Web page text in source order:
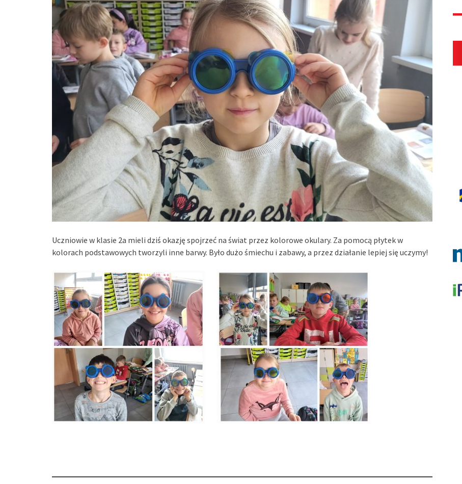
Uczniowie w klasie 2a mieli dziś okazję spojrzeć na świat przez kolorowe okulary. Za pomocą płytek w
kolorach podstawowych tworzyli inne barwy. Było dużo śmiechu i zabawy, a przez działanie lepiej się uczymy!